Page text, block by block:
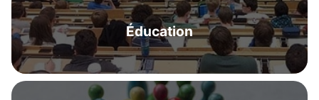
Éducation